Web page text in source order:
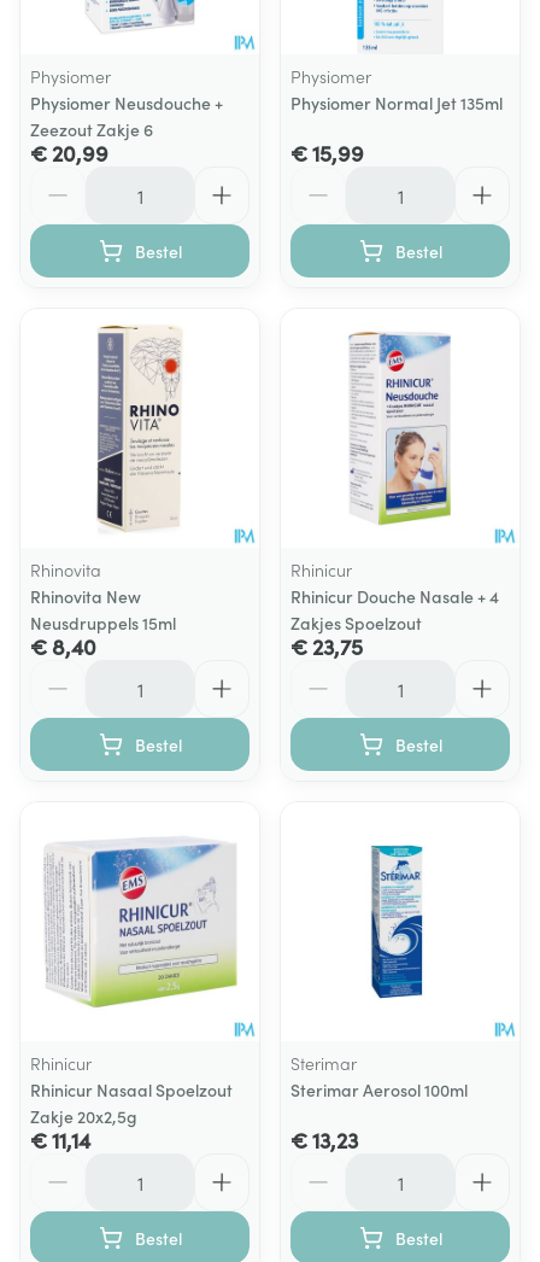
Physiomer
Physiomer Neusdouche +
Zeezout Zakje 6
€ 20,99
Bestel
Physiomer
Physiomer Normal Jet 135ml
€ 15,99
Bestel
Rhinovita
Rhinovita New
Neusdruppels 15ml
€ 8,40
Bestel
Rhinicur
Rhinicur Douche Nasale + 4
Zakjes Spoelzout
€ 23,75
Bestel
Rhinicur
Rhinicur Nasaal Spoelzout
Zakje 20x2,5g
€ 11,14
Bestel
Sterimar
Sterimar Aerosol 100ml
€ 13,23
Bestel